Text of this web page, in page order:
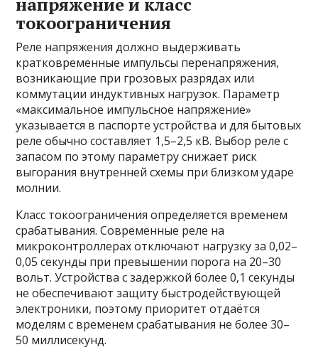
токоограничения
Реле напряжения должно выдерживать
кратковременные импульсы перенапряжения,
возникающие при грозовых разрядах или
коммутации индуктивных нагрузок. Параметр
«максимальное импульсное напряжение»
указывается в паспорте устройства и для бытовых
реле обычно составляет 1,5–2,5 кВ. Выбор реле с
запасом по этому параметру снижает риск
выгорания внутренней схемы при близком ударе
молнии.
Класс токоограничения определяется временем
срабатывания. Современные реле на
микроконтроллерах отключают нагрузку за 0,02–
0,05 секунды при превышении порога на 20–30
вольт. Устройства с задержкой более 0,1 секунды
не обеспечивают защиту быстродействующей
электроники, поэтому приоритет отдаётся
моделям с временем срабатывания не более 30–
50 миллисекунд.